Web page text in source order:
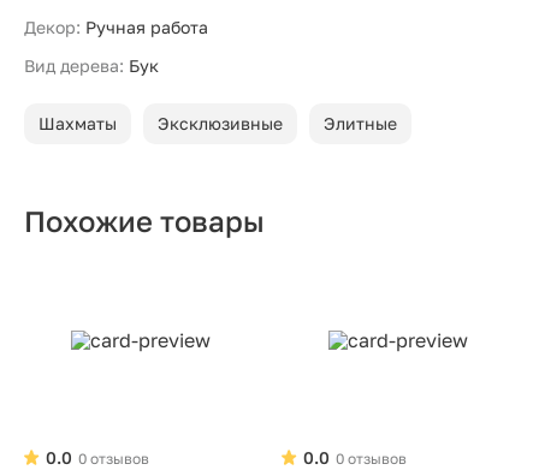
Декор: Ручная работа
Вид дерева: Бук
Шахматы Эксклюзивные Элитные
Похожие товары
0 отзывов
0.0
0 отзывов
0.0